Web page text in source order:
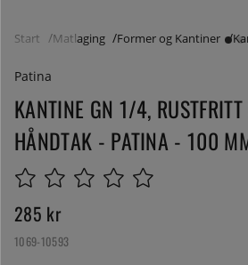
Start Matlaging Former og Kantiner
Patina
KANTINE GN 1/4,
HÅNDTAK - PATINA - 100
285 kr
1069-10593